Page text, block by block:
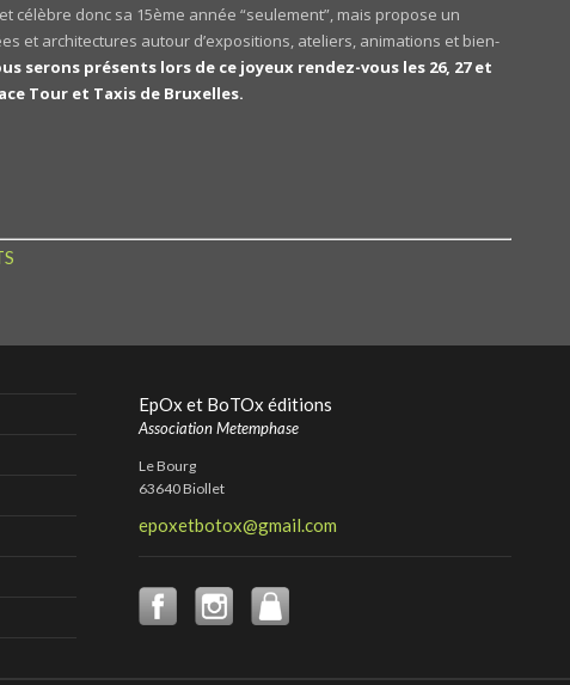
célèbre donc sa 15ème année “seulement”, mais propose un
et architectures autour d’expositions, ateliers, animations et bien-
serons présents lors de ce joyeux rendez-vous les 26, 27 et
Tour et Taxis de Bruxelles.
EpOx et BoTOx éditions
Association Metemphase
Le Bourg
63640 Biollet
epoxetbotox@gmail.com